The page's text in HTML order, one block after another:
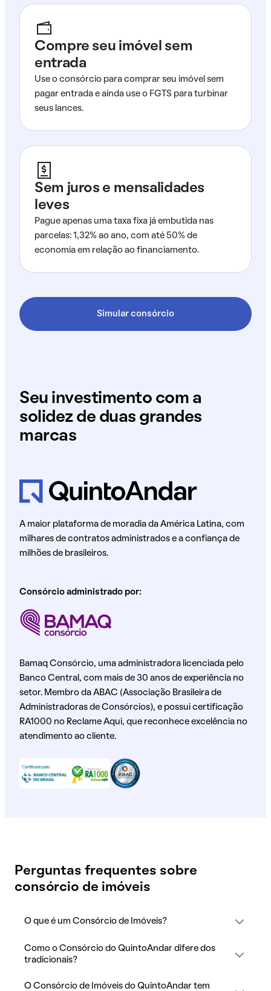
Compre seu imóvel sem
entrada
Use o consórcio para comprar seu imóvel sem
pagar entrada e ainda use o FGTS para turbinar
seus lances.
Sem juros e mensalidades
leves
Pague apenas uma taxa fixa já embutida nas
parcelas: 1,32% ao ano, com até 50% de
economia em relação ao financiamento.
Simular consórcio
Seu investimento com a
solidez de duas grandes
marcas
A maior plataforma de moradia da América Latina, com
milhares de contratos administrados e a confiança de
milhões de brasileiros.
Consórcio administrado por:
Bamaq Consórcio, uma administradora licenciada pelo
Banco Central, com mais de 30 anos de experiência no
setor. Membro da ABAC (Associação Brasileira de
Administradoras de Consórcios), e possui certificação
RA1000 no Reclame Aqui, que reconhece excelência no
atendimento ao cliente.
Perguntas frequentes sobre
consórcio de imóveis
O que é um Consórcio de Imóveis?
Como o Consórcio do QuintoAndar difere dos
tradicionais?
O Consórcio de Imóveis do QuintoAndar tem